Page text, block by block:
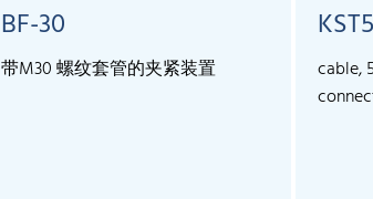
BF-30
带M30 螺纹套管的夹紧装置
cable,